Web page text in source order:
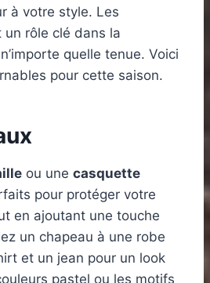
à votre style. Les
un rôle clé dans la
quelle tenue. Voici
pour cette saison.
ou une casquette
pour protéger votre
en ajoutant une touche
un chapeau à une robe
et un jean pour un look
pastel ou les motifs